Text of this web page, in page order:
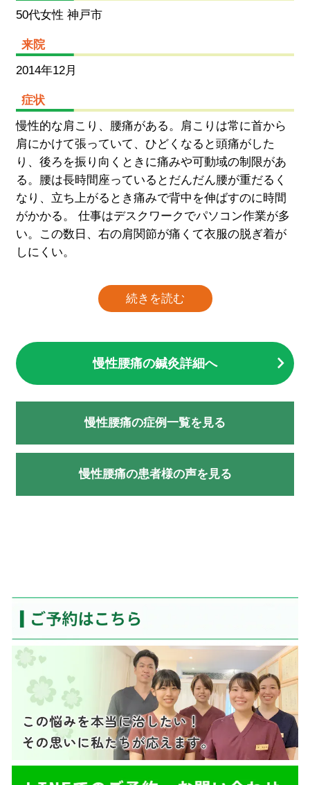
50代女性 神戸市
来院
2014年12月
症状
慢性的な肩こり、腰痛がある。肩こりは常に首から
肩にかけて張っていて、ひどくなると頭痛がした
り、後ろを振り向くときに痛みや可動域の制限があ
る。腰は長時間座っているとだんだん腰が重だるく
なり、立ち上がるとき痛みで背中を伸ばすのに時間
がかかる。 仕事はデスクワークでパソコン作業が多
い。この数日、右の肩関節が痛くて衣服の脱ぎ着が
しにくい。
続きを読む
慢性腰痛の鍼灸詳細へ
慢性腰痛の症例一覧を見る
慢性腰痛の患者様の声を見る